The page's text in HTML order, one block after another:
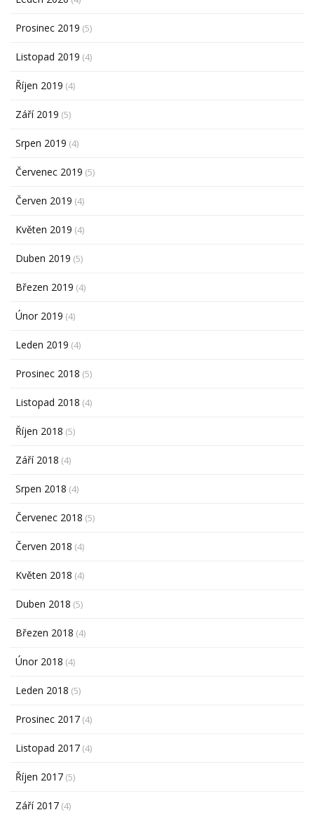
Prosinec 2019 (5)
Listopad 2019 (4)
Říjen 2019 (4)
Září 2019 (5)
Srpen 2019 (4)
Červenec 2019 (5)
Červen 2019 (4)
Květen 2019 (4)
Duben 2019 (5)
Březen 2019 (4)
Únor 2019 (4)
Leden 2019 (4)
Prosinec 2018 (5)
Listopad 2018 (4)
Říjen 2018 (5)
Září 2018 (4)
Srpen 2018 (4)
Červenec 2018 (5)
Červen 2018 (4)
Květen 2018 (4)
Duben 2018 (5)
Březen 2018 (4)
Únor 2018 (4)
Leden 2018 (5)
Prosinec 2017 (4)
Listopad 2017 (4)
Říjen 2017 (5)
Září 2017 (4)